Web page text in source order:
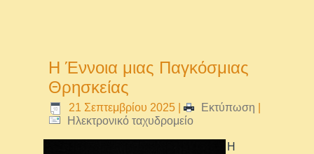
Η Έννοια μιας Παγκόσμιας
Θρησκείας
21 Σεπτεμβρίου 2025 | Εκτύπωση
Ηλεκτρονικό ταχυδρομείο
Η